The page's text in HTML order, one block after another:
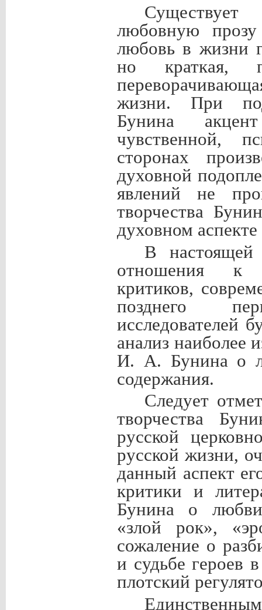
любовную
любовь в жизни
но краткая,
жизни. При
Бунина
чувственной,
сторонах
духовной
явлений не
творчества
духовном
В настоящей
отношения к
критиков,
позднего
исследователей
анализ наиболее
И. А. Бунина о
содержания.
Следует
творчества
русской
русской жизни,
данный аспект
критики и
Бунина о
«злой рок»,
сожаление о
и судьбе героев
плотский